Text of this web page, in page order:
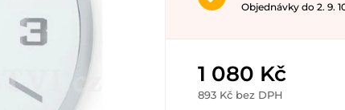
Objednávky do 2. 9.
1 080 Kč
893 Kč bez DPH